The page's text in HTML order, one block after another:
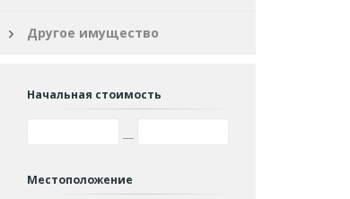
Другое имущество
Начальная стоимость
Местоположение